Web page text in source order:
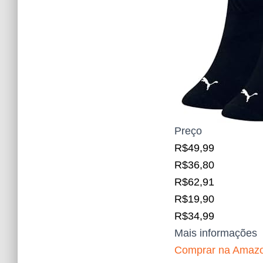
Preço
R$49,99
R$36,80
R$62,91
R$19,90
R$34,99
Mais informações
Comprar na